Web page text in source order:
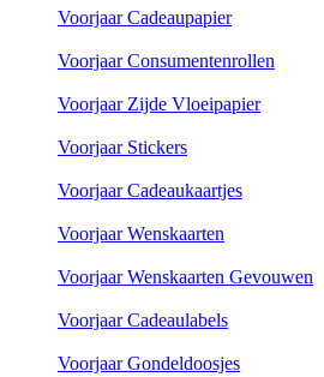
Voorjaar Cadeaupapier
Voorjaar Consumentenrollen
Voorjaar Zijde Vloeipapier
Voorjaar Stickers
Voorjaar Cadeaukaartjes
Voorjaar Wenskaarten
Voorjaar Wenskaarten Gevouwen
Voorjaar Cadeaulabels
Voorjaar Gondeldoosjes